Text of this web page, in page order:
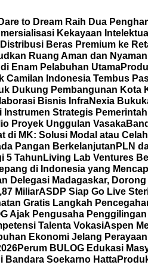
to Dream Raih Dua
Kekayaan
Beras Premium ke
Ruang Aman dan
Enam Pelabuhan Utama
Camilan Indonesia Tembus
Dukung Pembangunan Kota
Bisnis InfraNexia
Instrumen Strategis Pemerintah
Proyek Unggulan Vasaka
di MK: Solusi Modal atau
Pangan Berkelanjutan PLN
5 Tahun Living Lab Ventures
di Indonesia yang
Delegasi Madagaskar,
MiliarASDP Siap Go Live
Gratis Langkah
Ajak Pengusaha
Talenta VokasiAspen
Ekonomi Jelang
Perum BULOG Edukasi
Bandara Soekarno Hatta